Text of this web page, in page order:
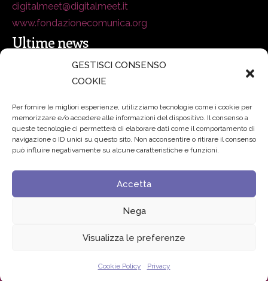
GESTISCI CONSENSO
COOKIE
Per fornire le migliori esperienze, utilizziamo tecnologie come i cookie per
memorizzare e/o accedere alle informazioni del dispositivo. Il consenso a
queste tecnologie ci permetterà di elaborare dati come il comportamento di
navigazione o ID unici su questo sito. Non acconsentire o ritirare il consenso
può influire negativamente su alcune caratteristiche e funzioni.
Accetta
Nega
Visualizza le preferenze
Cookie Policy Privacy
digitalmeet@digitalmeet.it
www.fondazionecomunica.org
Ultime news
secsolutionforum 2026: è Bologna la nuova capitale
Padre Benanti: «Intelligenza artificiale? Contro i nuovi
algoritmi del potere serve una governance condivisa»
Edvance – Digital Education Hub Higher Education